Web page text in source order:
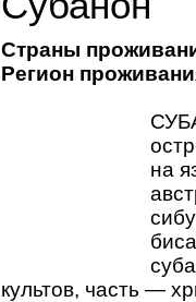
Страны
Регион
на
культов, часть —